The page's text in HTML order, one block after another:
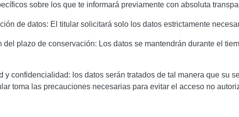
sobre los que te informará previamente con absoluta
de datos: El titular solicitará solo los datos estrictamente
del plazo de conservación: Los datos se mantendrán durante el
y confidencialidad: los datos serán tratados de tal manera que su
toma las precauciones necesarias para evitar el acceso no